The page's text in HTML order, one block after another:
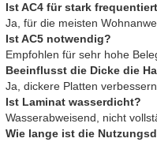
Ist AC4 für stark
Ja, für die meisten
Ist AC5 notwendig?
Empfohlen für sehr hohe
Beeinflusst die Dicke die
Ja, dickere Platten
Ist Laminat wasserdicht?
Wasserabweisend, nicht
Wie lange ist die